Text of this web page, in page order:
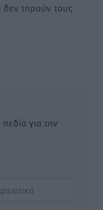
τηρούν τους
για την